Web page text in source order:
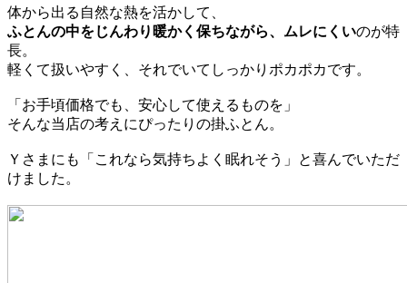
体から出る自然な熱を活かして、
ふとんの中をじんわり暖かく保ちながら、ムレにくいのが特
長。
軽くて扱いやすく、それでいてしっかりポカポカです。
「お手頃価格でも、安心して使えるものを」
そんな当店の考えにぴったりの掛ふとん。
Ｙさまにも「これなら気持ちよく眠れそう」と喜んでいただ
けました。